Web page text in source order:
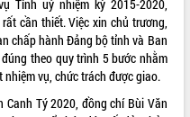
Tỉnh uỷ nhiệm kỳ 2015-2020,
cần thiết. Việc xin chủ trương,
chấp hành Đảng bộ tỉnh và Ban
theo quy trình 5 bước nhằm
vụ, chức trách được giao.
Canh Tý 2020, đồng chí Bùi Văn